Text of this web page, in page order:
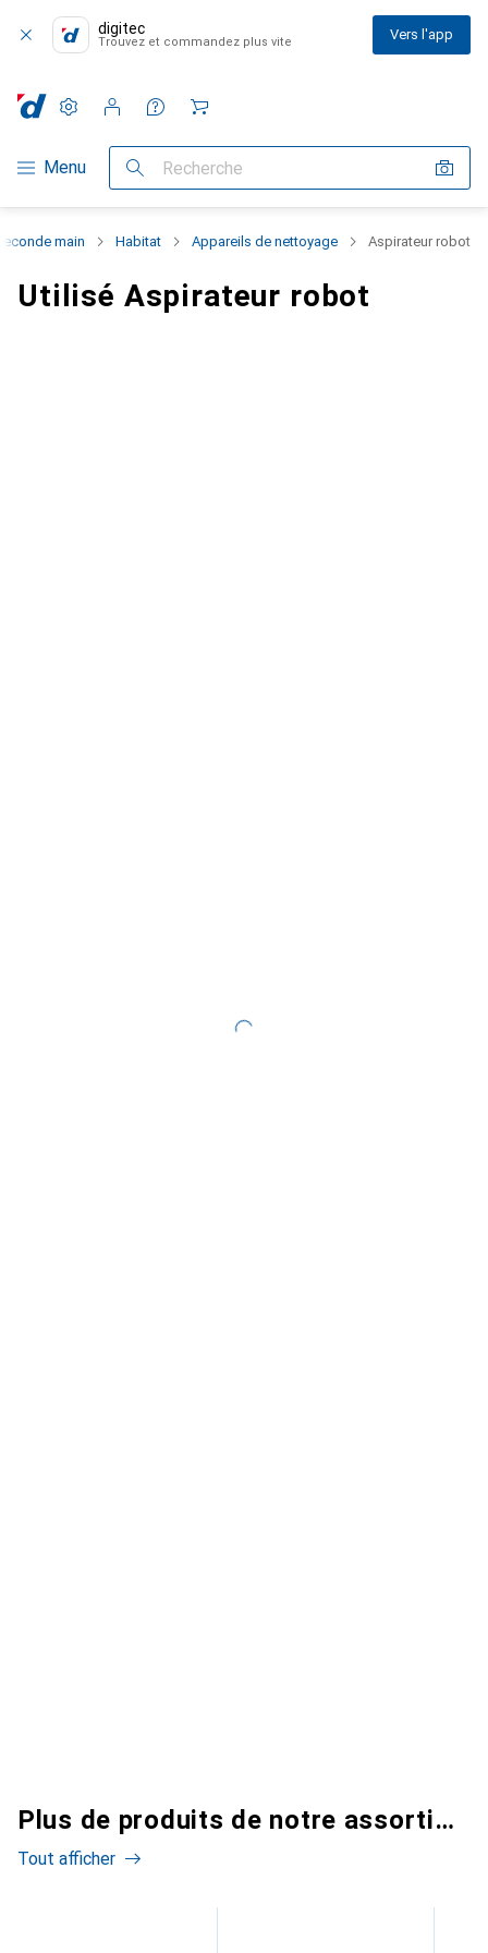
digitec
Trouvez et commandez plus vite Vers l'app
Navigation par catégorie
Menu Recherche
Paramètres
Compte client
Listes de comparaison
Listes d'envies
Panier
main Habitat Appareils de nettoyage Aspirateur robot
Utilisé Aspirateur robot
Plus de produits de notre assortiment
Tout afficher